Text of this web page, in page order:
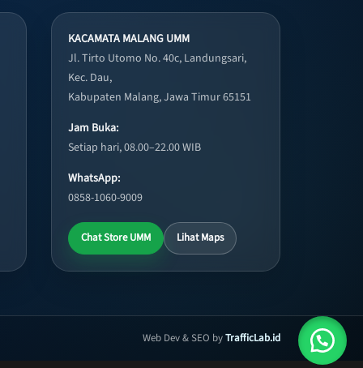
KACAMATA MALANG UMM
Jl. Tirto Utomo No. 40c, Landungsari,
Kec. Dau,
Kabupaten Malang, Jawa Timur 65151
Jam Buka:
Setiap hari, 08.00–22.00 WIB
WhatsApp:
0858-1060-9009
Chat Store UMM Lihat Maps
Web Dev & SEO byTrafficLab.id